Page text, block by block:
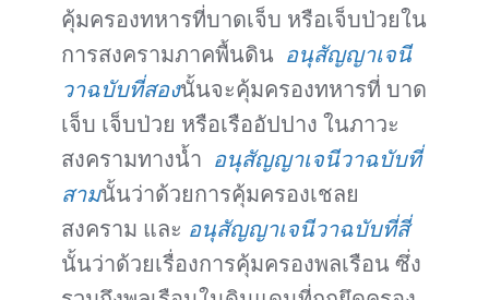
คุ้มครองทหารที่บาดเจ็บ หรือเจ็บป่วยใน
การสงครามภาคพื้นดิน อนุสัญญาเจนี
วาฉบับที่สองนั้นจะคุ้มครองทหารที่ บาด
เจ็บ เจ็บป่วย หรือเรืออัปปาง ในภาวะ
สงครามทางน้ำ อนุสัญญาเจนีวาฉบับที่
สามนั้นว่าด้วยการคุ้มครองเชลย
สงคราม และ อนุสัญญาเจนีวาฉบับที่สี่
นั้นว่าด้วยเรื่องการคุ้มครองพลเรือน ซึ่ง